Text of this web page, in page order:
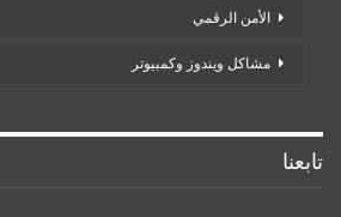
الأمن الرقمي
مشاكل ويندوز وكمبيوتر
تابعنا